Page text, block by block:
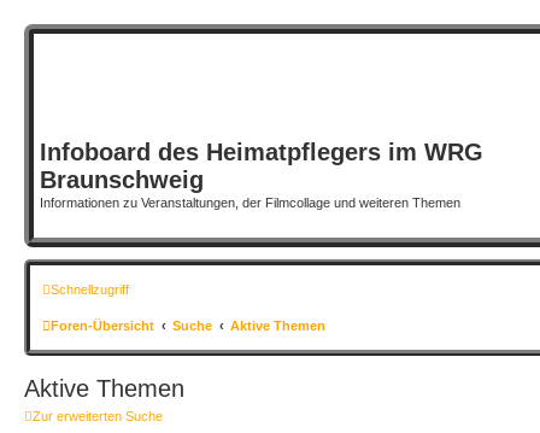
Infoboard des Heimatpflegers im WRG
Braunschweig
Informationen zu Veranstaltungen, der Filmcollage und weiteren Themen
Schnellzugriff
Foren-Übersicht Suche Aktive Themen
Aktive Themen
Zur erweiterten Suche